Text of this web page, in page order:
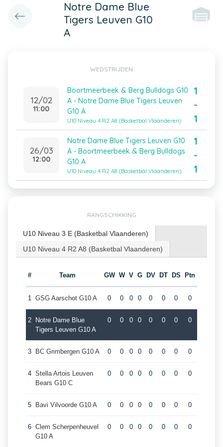
Notre Dame Blue
Tigers Leuven G10
A
WEDSTRIJDEN
12/02
11:00
Boortmeerbeek & Berg Bulldogs G10
A - Notre Dame Blue Tigers Leuven
G10 A
U10 Niveau 4 R2 A8 (Basketbal Vlaanderen)
1
-
1
26/03
12:00
Notre Dame Blue Tigers Leuven G10
A - Boortmeerbeek & Berg Bulldogs
G10 A
U10 Niveau 4 R2 A8 (Basketbal Vlaanderen)
1
-
1
RANGSCHIKKING
U10 Niveau 3 E (Basketbal Vlaanderen)
U10 Niveau 4 R2 A8 (Basketbal Vlaanderen)
# Team GW W V G DV DT DS Ptn
1 GSG Aarschot G10 A 0 0 0 0 0 0 0 0
2
Notre Dame Blue
Tigers Leuven G10 A
0 0 0 0 0 0 0 0
3 BC Grimbergen G10 A 0 0 0 0 0 0 0 0
4 Stella Artois Leuven
Bears G10 C
0 0 0 0 0 0 0 0
5 Bavi Vilvoorde G10 A 0 0 0 0 0 0 0 0
6 Clem Scherpenheuvel
G10 A
0 0 0 0 0 0 0 0